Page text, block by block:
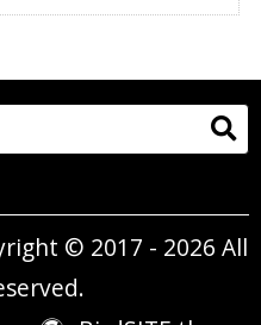
© 2017 - 2026 All